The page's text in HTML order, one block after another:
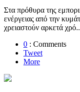
Στα πρόθυρα της
ενέργειας από την
χρειαστούν αρκετά
0 : Comments
Tweet
More